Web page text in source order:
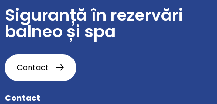
Siguranță în rezervări
balneo și spa
Contact
Contact